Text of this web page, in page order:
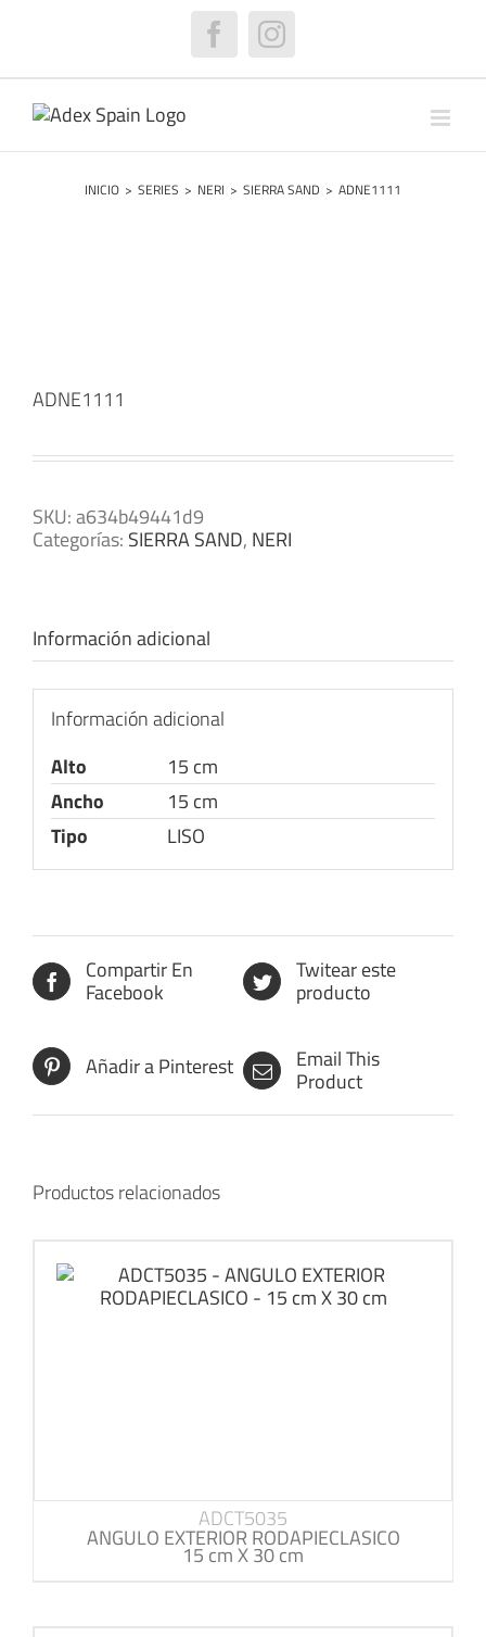
FacebookInstagram
INICIO > SERIES > NERI > SIERRA SAND > ADNE1111
ADNE1111
SKU:a634b49441d9
Categorías: SIERRA SAND, NERI
Información adicional
Información adicional
Alto
15 cm
Ancho
15 cm
Tipo
LISO
Compartir En
Facebook
Twitear este
producto
Añadir a Pinterest Email This
Product
Productos relacionados
ADCT5035
ANGULO EXTERIOR RODAPIECLASICO
15 cm X 30 cm